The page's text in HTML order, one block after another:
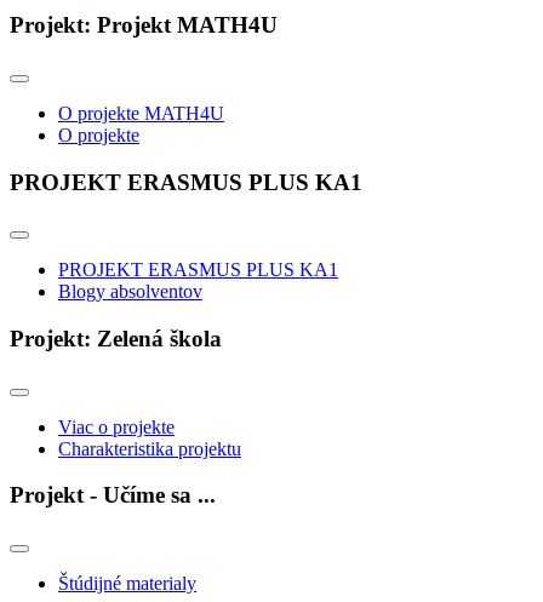
Projekt: Projekt MATH4U
O projekte MATH4U
O projekte
PROJEKT ERASMUS PLUS KA1
PROJEKT ERASMUS PLUS KA1
Blogy absolventov
Projekt: Zelená škola
Viac o projekte
Charakteristika projektu
Projekt - Učíme sa ...
Štúdijné materialy